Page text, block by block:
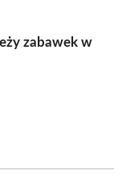
zabawek w